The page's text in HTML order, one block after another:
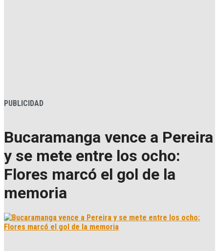
PUBLICIDAD
Bucaramanga vence a Pereira
y se mete entre los ocho:
Flores marcó el gol de la
memoria